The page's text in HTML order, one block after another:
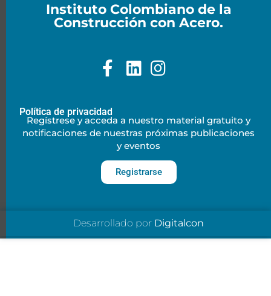
Instituto Colombiano de la
Construcción con Acero.
Política de privacidad
Regístrese y acceda a nuestro material gratuito y
notificaciones de nuestras próximas publicaciones
y eventos
Registrarse
Desarrollado por Digitalcon